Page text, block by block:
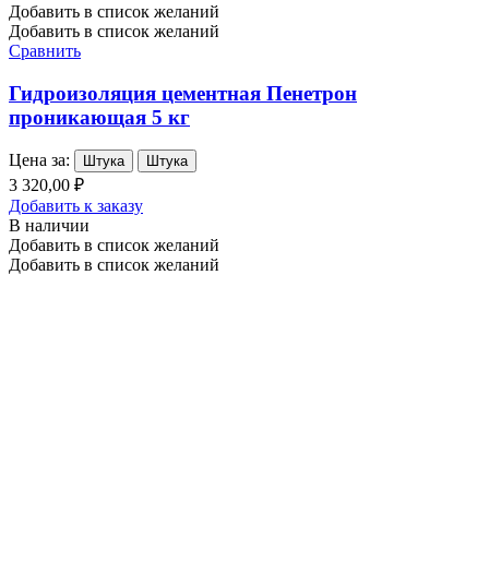
Добавить в список желаний
Добавить в список желаний
Сравнить
Гидроизоляция цементная Пенетрон
проникающая 5 кг
Цена за: Штука Штука
3 320,00 ₽
Добавить к заказу
В наличии
Добавить в список желаний
Добавить в список желаний